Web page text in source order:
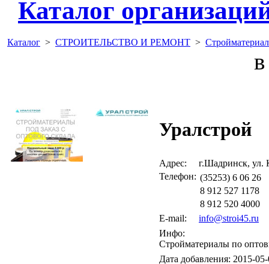
Каталог
Каталог > СТРОИТЕЛЬСТВО И РЕМОНТ >
Уралстрой
Адрес:
г.Шадринск, ул.
Телефон: (35253) 6 06 26
8 912 527 1178
8 912 520 4000
E-mail:
info@stroi45.ru
Инфо:
Стройматериалы по
Дата добавления: 2015-